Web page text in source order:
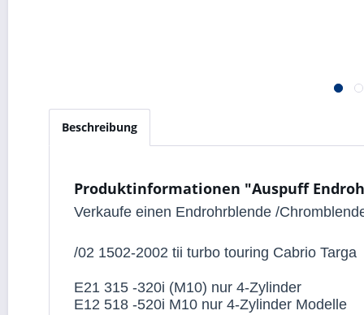
Beschreibung
Produktinformationen "Auspuff
Verkaufe einen Endrohrblende /
/02 1502-2002 tii turbo touring Cabrio Targa
E21 315 -320i (M10) nur 4-Zylinder
E12 518 -520i M10 nur 4-Zylinder Modelle